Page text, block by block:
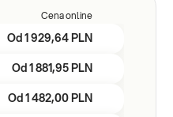
Cena online
Od 1 929,64 PLN
Od 1 881,95 PLN
Od 1 482,00 PLN